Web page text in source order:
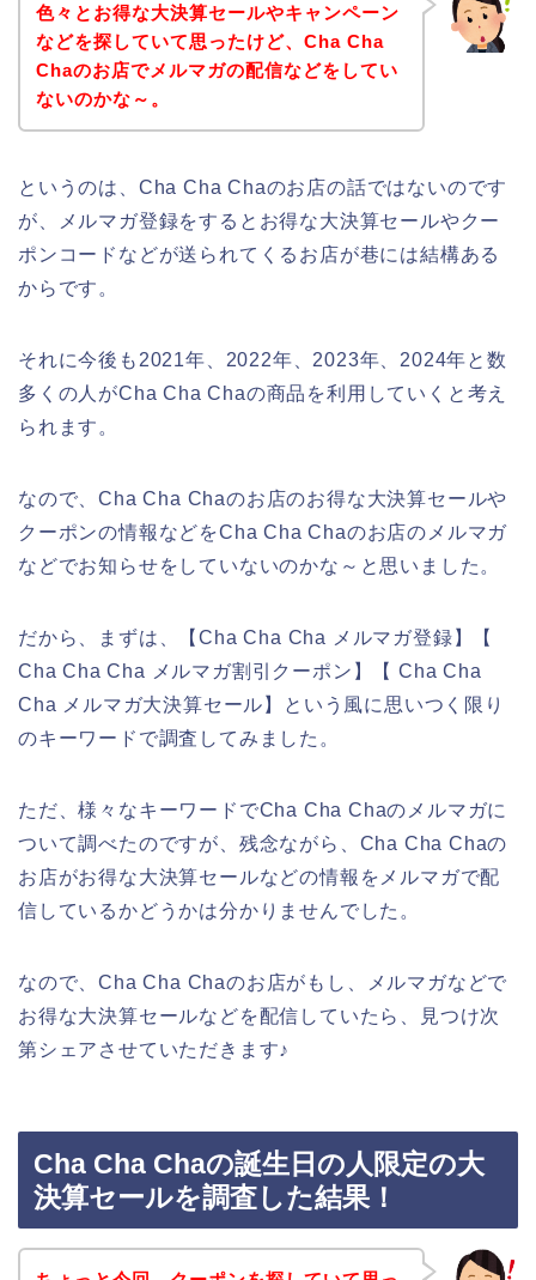
色々とお得な大決算セールやキャンペーン
などを探していて思ったけど、Cha Cha
Chaのお店でメルマガの配信などをしてい
ないのかな～。
というのは、Cha Cha Chaのお店の話ではないのです
が、メルマガ登録をするとお得な大決算セールやクー
ポンコードなどが送られてくるお店が巷には結構ある
からです。
それに今後も2021年、2022年、2023年、2024年と数
多くの人がCha Cha Chaの商品を利用していくと考え
られます。
なので、Cha Cha Chaのお店のお得な大決算セールや
クーポンの情報などをCha Cha Chaのお店のメルマガ
などでお知らせをしていないのかな～と思いました。
だから、まずは、【Cha Cha Cha メルマガ登録】【
Cha Cha Cha メルマガ割引クーポン】【 Cha Cha
Cha メルマガ大決算セール】という風に思いつく限り
のキーワードで調査してみました。
ただ、様々なキーワードでCha Cha Chaのメルマガに
ついて調べたのですが、残念ながら、Cha Cha Chaの
お店がお得な大決算セールなどの情報をメルマガで配
信しているかどうかは分かりませんでした。
なので、Cha Cha Chaのお店がもし、メルマガなどで
お得な大決算セールなどを配信していたら、見つけ次
第シェアさせていただきます♪
Cha Cha Chaの誕生日の人限定の大
決算セールを調査した結果！